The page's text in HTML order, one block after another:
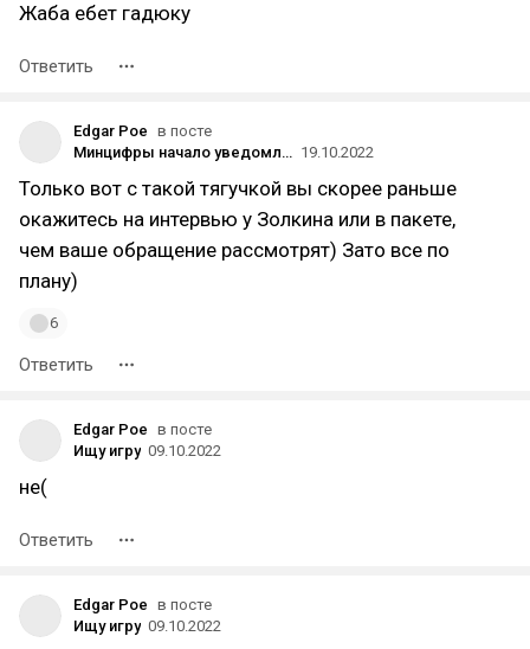
Жаба ебет гадюку
Ответить
Edgar Poe в посте
Минцифры начало уведомлять о результатах заявлений об освобождении от мобилизации 19.10.2022
Только вот с такой тягучкой вы скорее раньше
окажитесь на интервью у Золкина или в пакете,
чем ваше обращение рассмотрят) Зато все по
плану)
6
Ответить
Edgar Poe в посте
Ищу игру 09.10.2022
не(
Ответить
Edgar Poe в посте
Ищу игру 09.10.2022